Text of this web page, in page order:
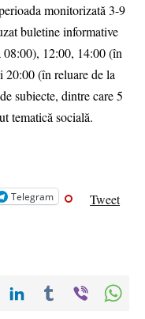
monitorizată 3-9
buletine informative
12:00, 14:00 (în
20:00 (în reluare de la
subiecte, dintre care 5
tematică socială.
Telegram Tweet